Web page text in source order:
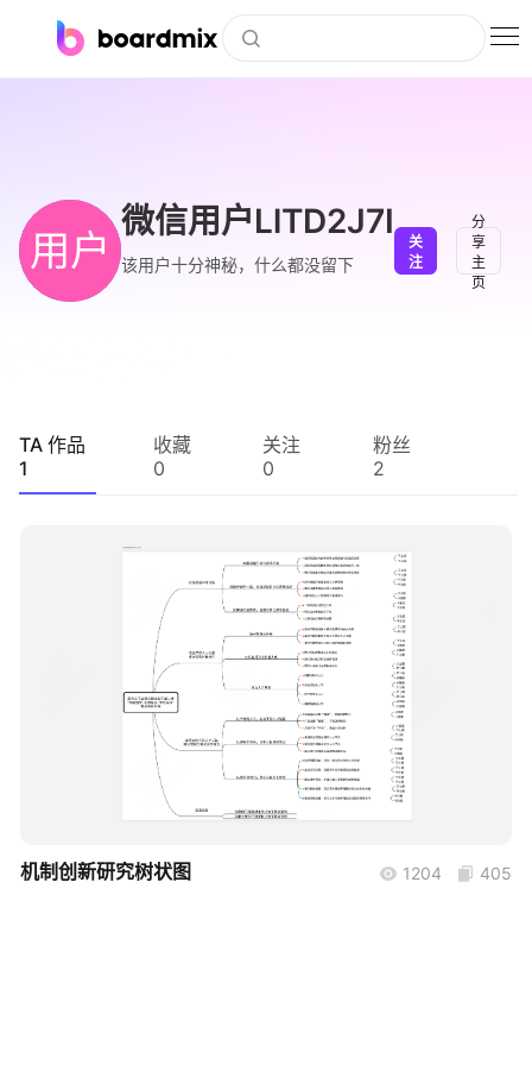
下载
会员
企业服务
知识分享社区
用户
微信用户LlTD2J7I
该用户十分神秘，什么都没留下
关
注
分
享
主
页
TA 作品
1
收藏
0
关注
0
粉丝
2
boardmix
机制创新研究树状图 1204 405